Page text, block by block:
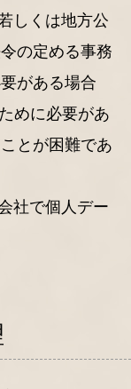
しくは地方公
の定める事務
がある場合
めに必要があ
とが困難であ
社で個人デー